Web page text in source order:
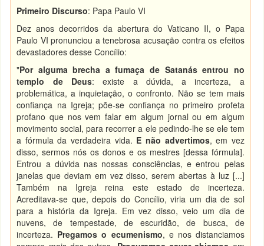
Primeiro Discurso: Papa Paulo VI
Dez anos decorridos da abertura do Vaticano II, o Papa
Paulo VI pronunciou a tenebrosa acusação contra os efeitos
devastadores desse Concílio:
"Por alguma brecha a fumaça de Satanás entrou no
templo
de Deus: existe a dúvida, a incerteza, a
problemática, a inquietação, o confronto. Não se tem mais
confiança na Igreja; põe-se confiança no primeiro profeta
profano que nos vem falar em algum jornal ou em algum
movimento social, para recorrer a ele pedindo-lhe se ele tem
a fórmula da verdadeira vida. E não advertimos, em vez
disso, sermos nós os donos e os mestres [dessa fórmula].
Entrou a dúvida nas nossas consciências, e entrou pelas
janelas que deviam em vez disso, serem abertas à luz [...]
Também na Igreja reina este estado de incerteza.
Acreditava-se que, depois do Concílio, viria um dia de sol
para a história da Igreja. Em vez disso, veio um dia de
nuvens, de tempestade, de escuridão, de busca, de
incerteza. Pregamos o ecumenismo, e nos distanciamos